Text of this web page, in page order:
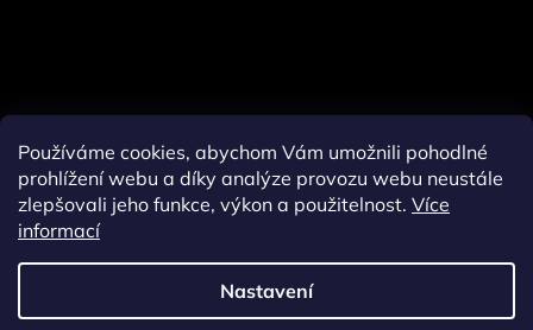
Používáme cookies, abychom Vám umožnili pohodlné
prohlížení webu a díky analýze provozu webu neustále
zlepšovali jeho funkce, výkon a použitelnost. Více
informací
Nastavení